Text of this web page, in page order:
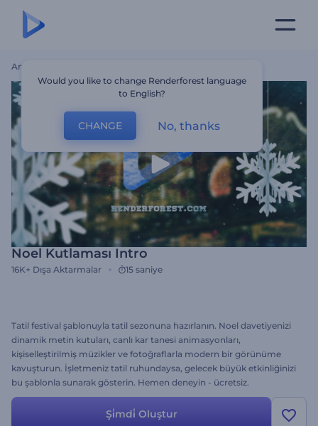
Ana Sayfa
Noel Kutlaması Intro
16K+ Dışa Aktarmalar 15 saniye
Tatil festival şablonuyla tatil sezonuna hazırlanın. Noel davetiyenizi
dinamik metin kutuları, canlı kar tanesi animasyonları,
kişiselleştirilmiş müzikler ve fotoğraflarla modern bir görünüme
kavuşturun. İşletmeniz tatil ruhundaysa, gelecek büyük etkinliğinizi
bu şablonla sunarak gösterin. Hemen deneyin - ücretsiz.
Şi̇mdi̇ Oluştur
Would you like to change Renderforest language
to English?
CHANGE No, thanks